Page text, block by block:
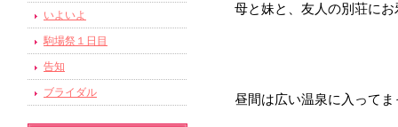
母と妹と、友人の別荘に
昼間は広い温泉に入って
いよいよ
駒場祭１日目
告知
ブライダル